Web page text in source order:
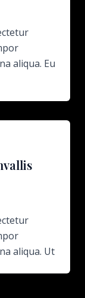
aliqua. Eu
aliqua. Ut